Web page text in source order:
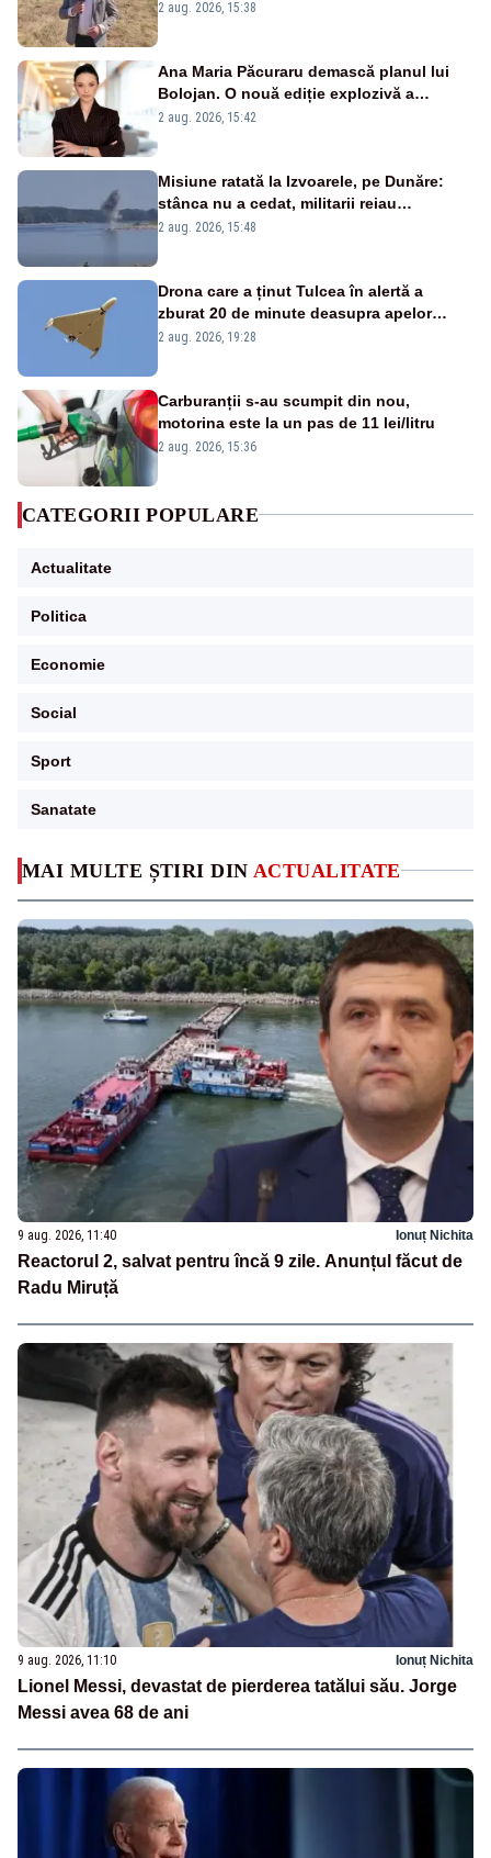
MAI MULTE ȘTIRI DIN ACTUALITATE
9 aug. 2026, 11:40 Ionuț Nichita
Reactorul 2, salvat pentru încă 9 zile. Anunțul făcut de
Radu Miruță
9 aug. 2026, 11:10 Ionuț Nichita
Lionel Messi, devastat de pierderea tatălui său. Jorge
Messi avea 68 de ani
2 aug. 2026, 15:38
Ana Maria Păcuraru demască planul lui
Bolojan. O nouă ediție explozivă a
emisiunii „Miza Zilei” la Realitatea PLUS
2 aug. 2026, 15:42
Misiune ratată la Izvoarele, pe Dunăre:
stânca nu a cedat, militarii reiau
detonările luni – VIDEO
2 aug. 2026, 15:48
Drona care a ținut Tulcea în alertă a
zburat 20 de minute deasupra apelor
României. Au fost ridicate două F-16
2 aug. 2026, 19:28
Carburanții s-au scumpit din nou,
motorina este la un pas de 11 lei/litru
2 aug. 2026, 15:36
CATEGORII POPULARE
Actualitate
Politica
Economie
Social
Sport
Sanatate